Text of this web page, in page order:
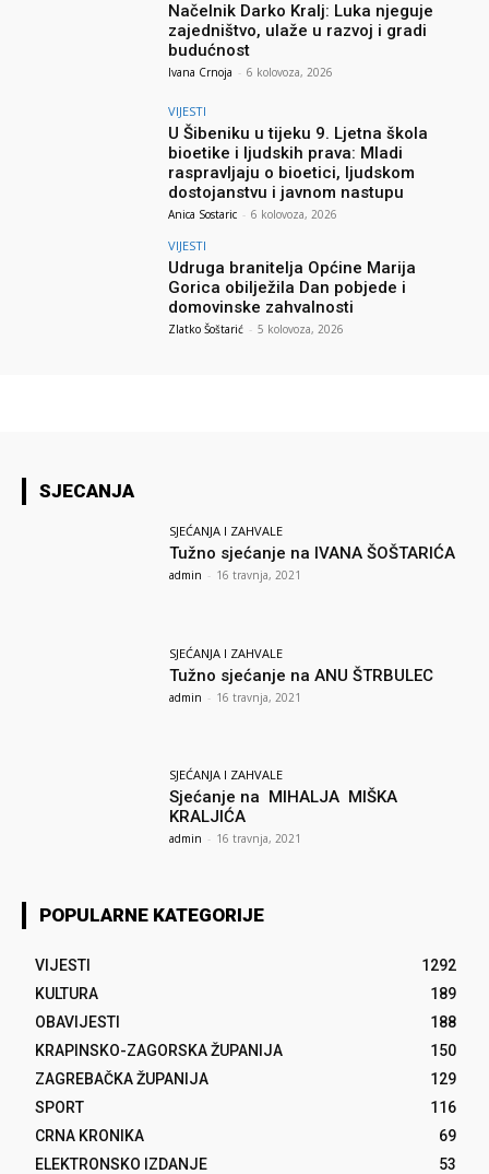
Načelnik Darko Kralj: Luka njeguje
zajedništvo, ulaže u razvoj i gradi
budućnost
Ivana Crnoja - 6 kolovoza, 2026
VIJESTI
U Šibeniku u tijeku 9. Ljetna škola
bioetike i ljudskih prava: Mladi
raspravljaju o bioetici, ljudskom
dostojanstvu i javnom nastupu
Anica Sostaric - 6 kolovoza, 2026
VIJESTI
Udruga branitelja Općine Marija
Gorica obilježila Dan pobjede i
domovinske zahvalnosti
Zlatko Šoštarić - 5 kolovoza, 2026
SJECANJA
SJEĆANJA I ZAHVALE
Tužno sjećanje na IVANA ŠOŠTARIĆA
admin - 16 travnja, 2021
SJEĆANJA I ZAHVALE
Tužno sjećanje na ANU ŠTRBULEC
admin - 16 travnja, 2021
SJEĆANJA I ZAHVALE
Sjećanje na MIHALJA MIŠKA
KRALJIĆA
admin - 16 travnja, 2021
POPULARNE KATEGORIJE
VIJESTI
1292
KULTURA
189
OBAVIJESTI
188
KRAPINSKO-ZAGORSKA ŽUPANIJA
150
ZAGREBAČKA ŽUPANIJA
129
SPORT
116
CRNA KRONIKA
69
ELEKTRONSKO IZDANJE
53